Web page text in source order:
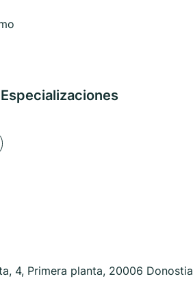
4, Primera planta, 20006 Donostia